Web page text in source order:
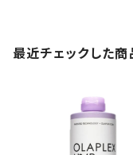
最近チェックした商